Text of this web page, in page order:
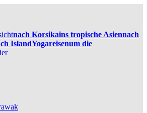
nach Korsikains tropische Asiennach
IslandYogareisenum die